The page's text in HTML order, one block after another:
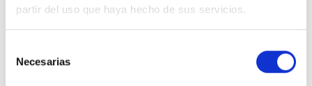
partir del uso que haya hecho de sus servicios.
Necesarias